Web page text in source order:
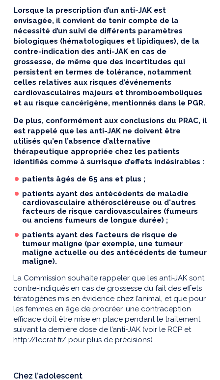
Lorsque la prescription d’un anti-JAK est
envisagée, il convient de tenir compte de la
nécessité d’un suivi de différents paramètres
biologiques (hématologiques et lipidiques), de la
contre-indication des anti-JAK en cas de
grossesse, de même que des incertitudes qui
persistent en termes de tolérance, notamment
celles relatives aux risques d’événements
cardiovasculaires majeurs et thromboemboliques
et au risque cancérigène, mentionnés dans le PGR.
De plus, conformément aux conclusions du PRAC, il
est rappelé que les anti-JAK ne doivent être
utilisés qu’en l’absence d’alternative
thérapeutique appropriée chez les patients
identifiés comme à surrisque d’effets indésirables :
patients âgés de 65 ans et plus ;
patients ayant des antécédents de maladie
cardiovasculaire athéroscléreuse ou d'autres
facteurs de risque cardiovasculaires (fumeurs
ou anciens fumeurs de longue durée) ;
patients ayant des facteurs de risque de
tumeur maligne (par exemple, une tumeur
maligne actuelle ou des antécédents de tumeur
maligne).
La Commission souhaite rappeler que les anti-JAK sont
contre-indiqués en cas de grossesse du fait des effets
tératogènes mis en évidence chez l’animal, et que pour
les femmes en âge de procréer, une contraception
efficace doit être mise en place pendant le traitement
suivant la dernière dose de l’anti-JAK (voir le RCP et
http://lecrat.fr/ pour plus de précisions).
Chez l’adolescent